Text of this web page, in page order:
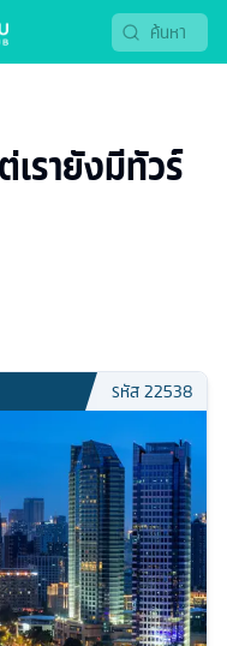
รายังมีทัวร์
รหัส22538